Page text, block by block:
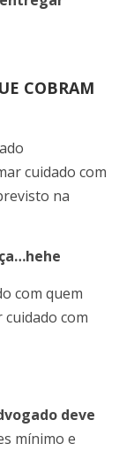
COBRAM
cuidado com
na
com quem
com
deve
mínimo e